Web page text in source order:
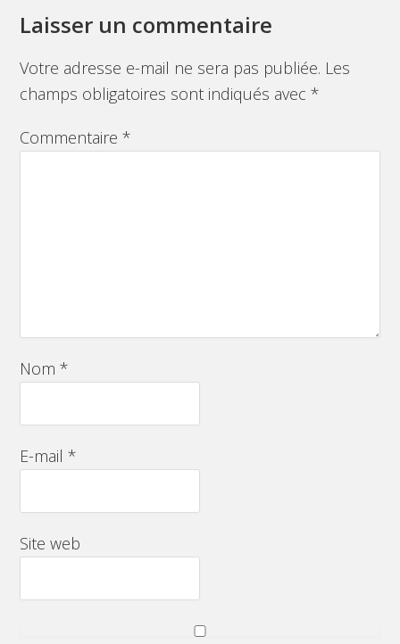
Laisser un commentaire
Votre adresse e-mail ne sera pas publiée. Les
champs obligatoires sont indiqués avec*
Commentaire*
Nom*
E-mail*
Site web